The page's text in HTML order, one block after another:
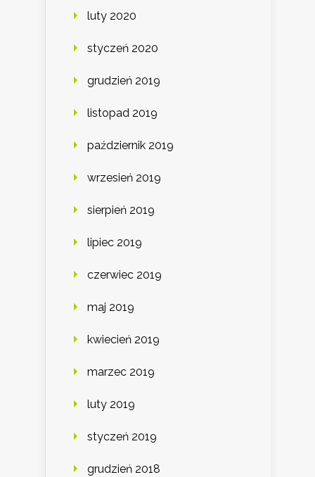
luty 2020
styczeń 2020
grudzień 2019
listopad 2019
październik 2019
wrzesień 2019
sierpień 2019
lipiec 2019
czerwiec 2019
maj 2019
kwiecień 2019
marzec 2019
luty 2019
styczeń 2019
grudzień 2018